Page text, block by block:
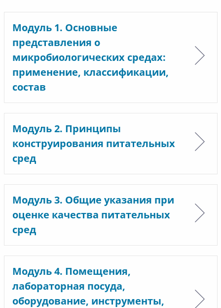
Модуль 1. Основные
представления о
микробиологических средах:
применение, классификации,
состав
Модуль 2. Принципы
конструирования питательных
сред
Модуль 3. Общие указания при
оценке качества питательных
сред
Модуль 4. Помещения,
лабораторная посуда,
оборудование, инструменты,